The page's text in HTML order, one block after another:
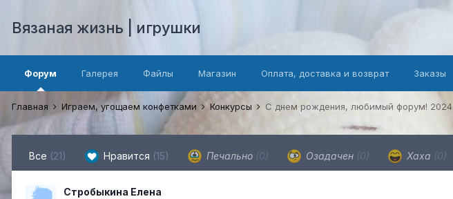
Вязаная жизнь | игрушки
Форум Галерея Файлы Магазин Оплата, доставка и возврат Заказы
Главная Играем, угощаем конфетками Конкурсы С днем рождения, любимый форум! 2024
Все (21) Нравится (15) Печально (0) Озадачен (0) Хаха (0)
Стробыкина Елена